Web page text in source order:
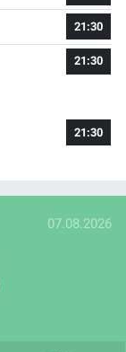
21:30
21:30
21:30
07.08.2026